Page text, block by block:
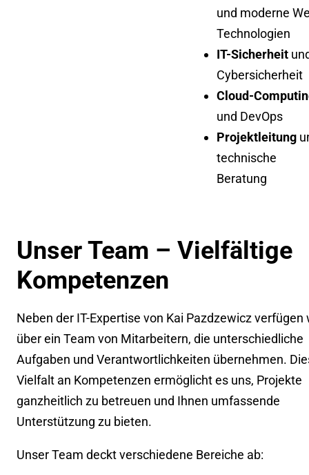
und moderne
Technologien
IT-Sicherheit
Cybersicherheit
Cloud-
und DevOps
Projektleitung
technische
Beratung
Unser Team – Vielfältige
Kompetenzen
Neben der IT-Expertise von Kai Pazdzewicz verfügen
über ein Team von Mitarbeitern, die unterschiedliche
Aufgaben und Verantwortlichkeiten übernehmen.
Vielfalt an Kompetenzen ermöglicht es uns, Projekte
ganzheitlich zu betreuen und Ihnen umfassende
Unterstützung zu bieten.
Unser Team deckt verschiedene Bereiche ab: